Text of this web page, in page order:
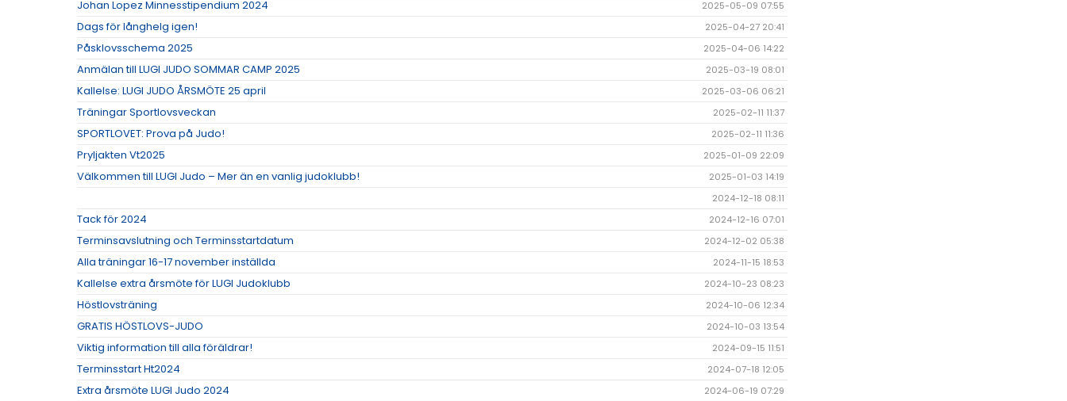
Johan Lopez Minnesstipendium 2024 2025-05-09 07:55
Dags för långhelg igen! 2025-04-27 20:41
Påsklovsschema 2025 2025-04-06 14:22
Anmälan till LUGI JUDO SOMMAR CAMP 2025 2025-03-19 08:01
Kallelse: LUGI JUDO ÅRSMÖTE 25 april 2025-03-06 06:21
Träningar Sportlovsveckan 2025-02-11 11:37
SPORTLOVET: Prova på Judo! 2025-02-11 11:36
Pryljakten Vt2025 2025-01-09 22:09
Välkommen till LUGI Judo – Mer än en vanlig judoklubb!
2025-01-03 14:19
2024-12-18 08:11
Tack för 2024 2024-12-16 07:01
Terminsavslutning och Terminsstartdatum 2024-12-02 05:38
Alla träningar 16-17 november inställda 2024-11-15 18:53
Kallelse extra årsmöte för LUGI Judoklubb 2024-10-23 08:23
Höstlovsträning 2024-10-06 12:34
GRATIS HÖSTLOVS-JUDO 2024-10-03 13:54
Viktig information till alla föräldrar! 2024-09-15 11:51
Terminsstart Ht2024 2024-07-18 12:05
Extra årsmöte LUGI Judo 2024 2024-06-19 07:29